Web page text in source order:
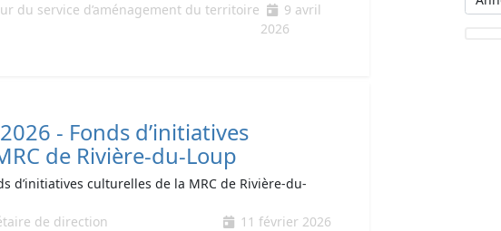
du service d’aménagement du territoire
9 avril
2026
- Fonds d’initiatives
de Rivière-du-Loup
d’initiatives culturelles de la MRC de Rivière-du-
de direction
11 février 2026